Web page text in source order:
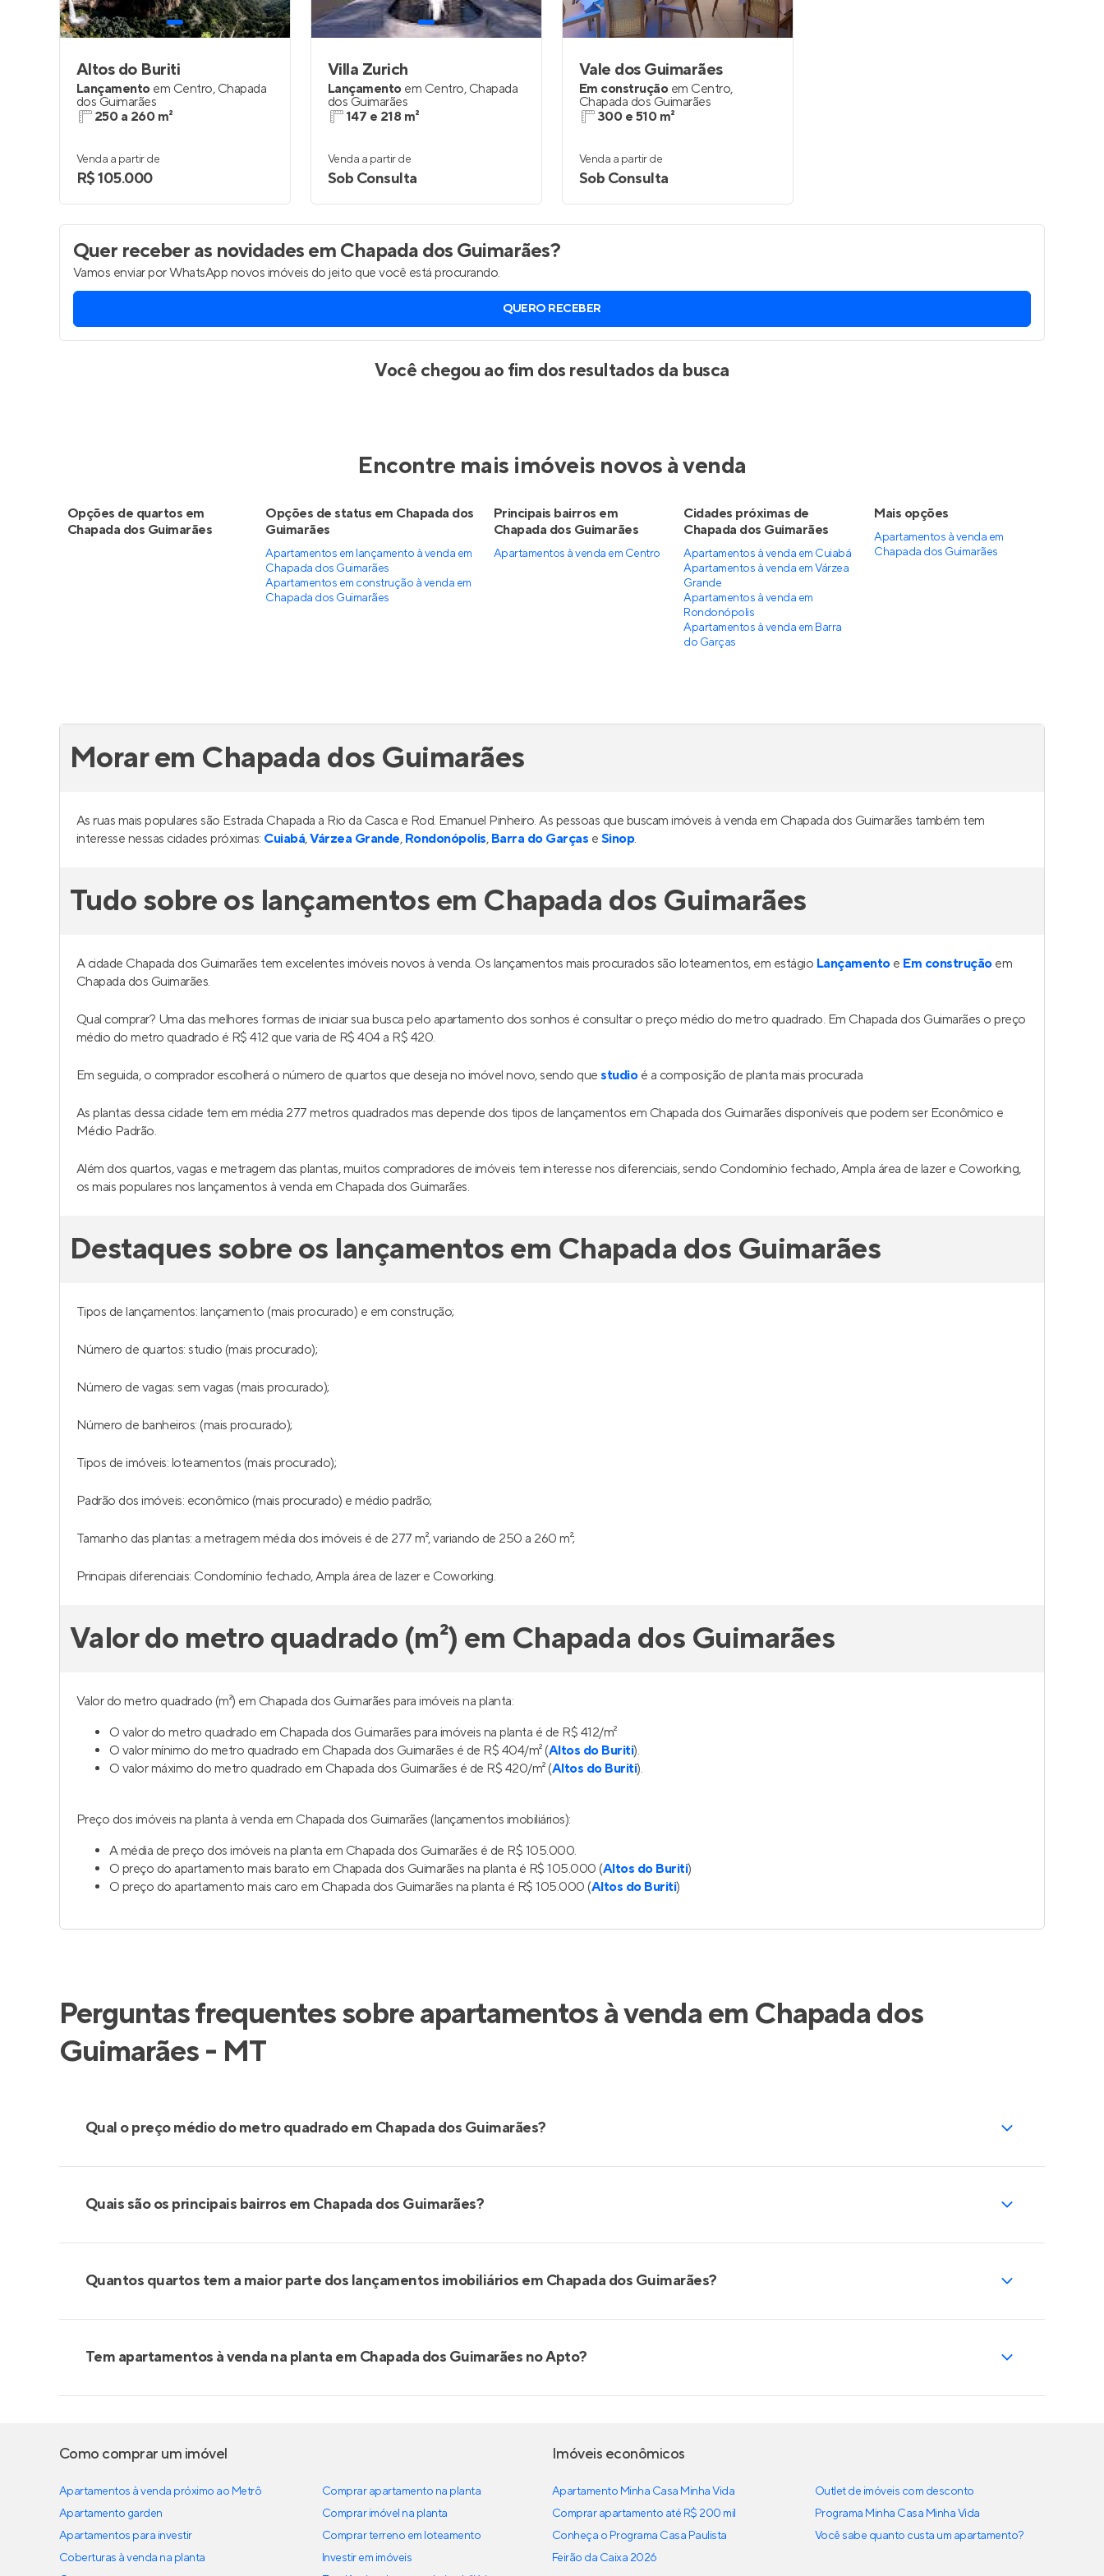
Entrar no Apto
Altos do Buriti
Lançamento em Centro, Chapada
dos Guimarães
250 a 260 m²
Venda a partir de
R$ 105.000
Villa Zurich
Lançamento em Centro, Chapada
dos Guimarães
147 e 218 m²
Venda a partir de
Sob Consulta
Vale dos Guimarães
Em construção em Centro,
Chapada dos Guimarães
300 e 510 m²
Venda a partir de
Sob Consulta
Quer receber as novidadesem Chapada dos Guimarães?
Vamos enviar por WhatsApp novos imóveis do jeito que você está procurando.
QUERO RECEBER
Você chegou ao fim dos resultados da busca
Encontre mais imóveis novos à venda
Opções de quartos em
Chapada dos Guimarães
Opções de status em Chapada dos
Guimarães
Apartamentos em lançamento à venda em
Chapada dos Guimarães
Apartamentos em construção à venda em
Chapada dos Guimarães
Principais bairros em
Chapada dos Guimarães
Apartamentos à venda em Centro
Cidades próximas de
Chapada dos Guimarães
Apartamentos à venda em Cuiabá
Apartamentos à venda em Várzea
Grande
Apartamentos à venda em
Rondonópolis
Apartamentos à venda em Barra
do Garças
Mais opções
Apartamentos à venda em
Chapada dos Guimarães
Morar em Chapada dos Guimarães
As ruas mais populares são Estrada Chapada a Rio da Casca e Rod. Emanuel Pinheiro. As pessoas que buscam imóveis à venda em Chapada dos Guimarães também tem
interesse nessas cidades próximas: Cuiabá,Várzea Grande, Rondonópolis, Barra do Garças e Sinop.
Tudo sobre os lançamentos em Chapada dos Guimarães
A cidade Chapada dos Guimarães tem excelentes imóveis novos à venda. Os lançamentos mais procurados são loteamentos, em estágio Lançamentoe Em construçãoem
Chapada dos Guimarães.
Qual comprar? Uma das melhores formas de iniciar sua busca pelo apartamento dos sonhos é consultar o preço médio do metro quadrado. Em Chapada dos Guimarães o preço
médio do metro quadrado é R$ 412 que varia de R$ 404 a R$ 420.
Em seguida, o comprador escolherá o número de quartos que deseja no imóvel novo, sendo questudioé a composição de planta mais procurada
As plantas dessa cidade tem em média 277 metros quadrados mas depende dos tipos de lançamentos em Chapada dos Guimarães disponíveis que podem ser Econômico e
Médio Padrão.
Além dos quartos, vagas e metragem das plantas, muitos compradores de imóveis tem interesse nos diferenciais, sendo Condomínio fechado, Ampla área de lazer e Coworking,
os mais populares nos lançamentos à venda em Chapada dos Guimarães.
Destaques sobre os lançamentos em Chapada dos Guimarães
Tipos de lançamentos: lançamento (mais procurado) e em construção;
Número de quartos: studio (mais procurado);
Número de vagas: sem vagas (mais procurado);
Número de banheiros: (mais procurado);
Tipos de imóveis: loteamentos (mais procurado);
Padrão dos imóveis: econômico (mais procurado) e médio padrão;
Tamanho das plantas: a metragem média dos imóveis é de 277 m², variando de 250 a 260 m²;
Principais diferenciais: Condomínio fechado, Ampla área de lazer e Coworking.
Valor do metro quadrado (m²) em Chapada dos Guimarães
Valor do metro quadrado (m²) em Chapada dos Guimarães para imóveis na planta:
O valor do metro quadrado em Chapada dos Guimarães para imóveis na planta é de R$ 412/m²
O valor mínimo do metro quadrado em Chapada dos Guimarães é de R$ 404/m² (Altos do Buriti).
O valor máximo do metro quadrado em Chapada dos Guimarães é de R$ 420/m² (Altos do Buriti).
Preço dos imóveis na planta à venda em Chapada dos Guimarães (lançamentos imobiliários):
A média de preço dos imóveis na planta em Chapada dos Guimarães é de R$ 105.000.
O preço do apartamento mais barato em Chapada dos Guimarães na planta é R$ 105.000 (Altos do Buriti)
O preço do apartamento mais caro em Chapada dos Guimarães na planta é R$ 105.000 (Altos do Buriti)
Perguntas frequentes sobre apartamentos à venda em Chapada dos
Guimarães - MT
Qual o preço médio do metro quadrado em Chapada dos Guimarães?
Quais são os principais bairros em Chapada dos Guimarães?
Quantos quartos tem a maior parte dos lançamentos imobiliários em Chapada dos Guimarães?
Tem apartamentos à venda na planta em Chapada dos Guimarães no Apto?
Como comprar um imóvel
Apartamentos à venda próximo ao Metrô
Apartamento garden
Apartamentos para investir
Coberturas à venda na planta
Comprar apartamento na planta
Comprar imóvel na planta
Comprar terreno em loteamento
Investir em imóveis
Imóveis econômicos
Apartamento Minha Casa Minha Vida
Comprar apartamento até R$ 200 mil
Conheça o Programa Casa Paulista
Feirão da Caixa 2026
Outlet de imóveis com desconto
Programa Minha Casa Minha Vida
Você sabe quanto custa um apartamento?